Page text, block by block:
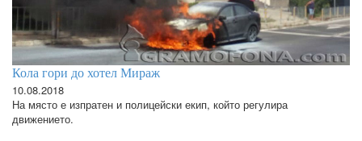
Кола гори до хотел Мираж
10.08.2018
На място е изпратен и полицейски екип, който регулира
движението.